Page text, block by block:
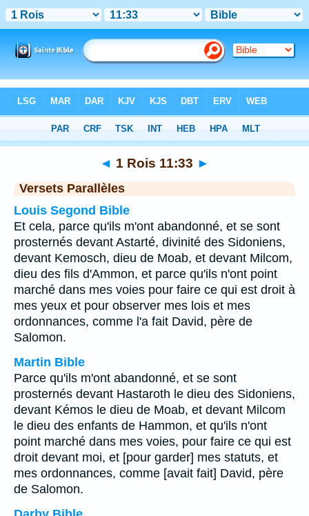
Chapitre 11> Verset 33
◄ 1 Rois 11:33 ►
Versets Parallèles
Louis Segond Bible
Et cela, parce qu'ils m'ont abandonné, et se sont
prosternés devant Astarté, divinité des Sidoniens,
devant Kemosch, dieu de Moab, et devant Milcom,
dieu des fils d'Ammon, et parce qu'ils n'ont point
marché dans mes voies pour faire ce qui est droit à
mes yeux et pour observer mes lois et mes
ordonnances, comme l'a fait David, père de
Salomon.
Martin Bible
Parce qu'ils m'ont abandonné, et se sont
prosternés devant Hastaroth le dieu des Sidoniens,
devant Kémos le dieu de Moab, et devant Milcom
le dieu des enfants de Hammon, et qu'ils n'ont
point marché dans mes voies, pour faire ce qui est
droit devant moi, et [pour garder] mes statuts, et
mes ordonnances, comme [avait fait] David, père
de Salomon.